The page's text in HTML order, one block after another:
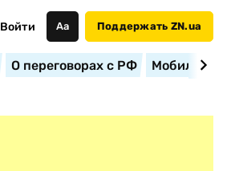
Войти Аа Поддержать ZN.ua
О переговорах с РФ